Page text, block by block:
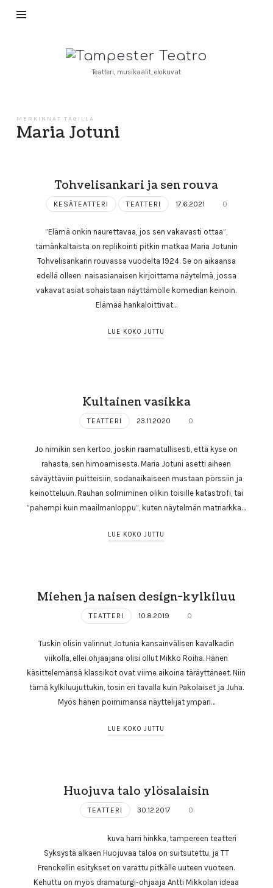
Tampester
TeatroTeatteri, musikaalit, elokuvat
MERKINNÄT TÄGILLÄ
Maria Jotuni
Tohvelisankari ja sen rouva
KESÄTEATTERI TEATTERI 17.6.2021 0
”Elämä onkin naurettavaa, jos sen vakavasti ottaa”,
tämänkaltaista on replikointi pitkin matkaa Maria Jotunin
Tohvelisankarin rouvassa vuodelta 1924. Se on aikaansa
edellä olleen naisasianaisen kirjoittama näytelmä, jossa
vakavat asiat sohaistaan näyttämölle komedian keinoin.
Elämää hankaloittivat…
LUE KOKO JUTTU
Kultainen vasikka
TEATTERI 23.11.2020 0
Jo nimikin sen kertoo, joskin raamatullisesti, että kyse on
rahasta, sen himoamisesta. Maria Jotuni asetti aiheen
säväyttäviin puitteisiin, sodanaikaiseen mustaan pörssiin ja
keinotteluun. Rauhan solmiminen olikin toisille katastrofi, tai
”pahempi kuin maailmanloppu”, kuten näytelmän matriarkka…
LUE KOKO JUTTU
Miehen ja naisen design-kylkiluu
TEATTERI 10.8.2019 0
Tuskin olisin valinnut Jotunia kansainvälisen kavalkadin
viikolla, ellei ohjaajana olisi ollut Mikko Roiha. Hänen
käsittelemänsä klassikot ovat viime aikoina täräyttäneet. Niin
tämä kylkiluujuttukin, tosin eri tavalla kuin Pakolaiset ja Juha.
Myös hänen poimimansa näyttelijät ympäri…
LUE KOKO JUTTU
Huojuva talo ylösalaisin
TEATTERI 30.12.2017 0
kuva harri hinkka, tampereen teatteri
Syksystä alkaen Huojuvaa taloa on suitsutettu, ja TT
Frenckellin esitykset on varattu pitkälle uuteen vuoteen.
Kehuttu on myös dramaturgi-ohjaaja Antti Mikkolan ideaa